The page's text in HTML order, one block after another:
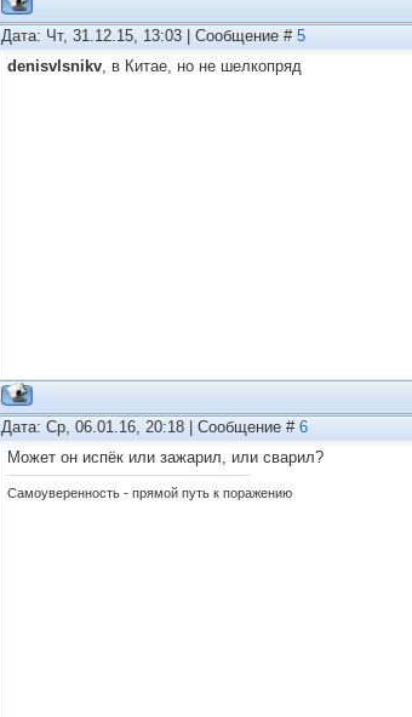
Дата: Чт, 31.12.15, 13:03 | Сообщение # 5
denisvlsnikv, в Китае, но не шелкопряд
Дата: Ср, 06.01.16, 20:18 | Сообщение # 6
Может он испёк или зажарил, или сварил?
Самоуверенность - прямой путь к поражению